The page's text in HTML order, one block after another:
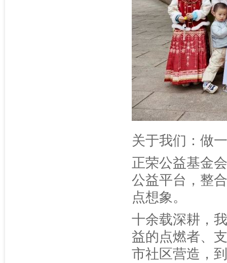
关于我们：做
正荣公益基金
公益平台，整
点想象。
十余载深耕，
益的点燃者、
市社区营造，